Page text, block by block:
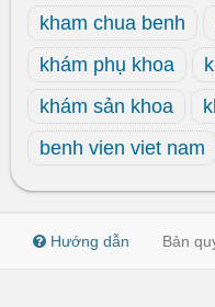
kham chua benh
khám phụ khoa
khám sản khoa
benh vien viet nam
Hướng dẫn Bản